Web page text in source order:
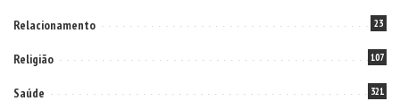
Relacionamento 23
Religião 107
Saúde 321